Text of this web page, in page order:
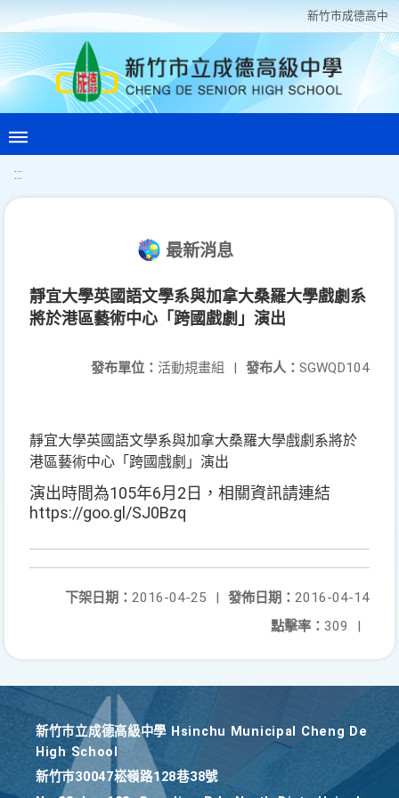
新竹巿成德高中
:::
最新消息
靜宜大學英國語文學系與加拿大桑羅大學戲劇系
將於港區藝術中心「跨國戲劇」演出
發布人： SGWQD104
發布單位： 活動規畫組 |
靜宜大學英國語文學系與加拿大桑羅大學戲劇系將於
港區藝術中心「跨國戲劇」演出
演出時間為105年6月2日，相關資訊請連結
https://goo.gl/SJ0Bzq
發佈日期： 2016-04-14
下架日期： 2016-04-25
|
點擊率： 309 |
新竹巿立成德高級中學 Hsinchu Municipal Cheng De
High School
新竹巿30047崧嶺路128巷38號